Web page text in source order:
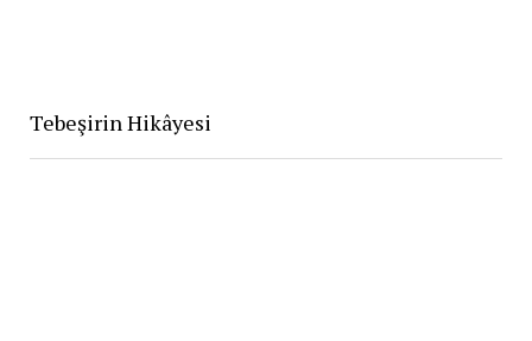
Tebeşirin Hikâyesi